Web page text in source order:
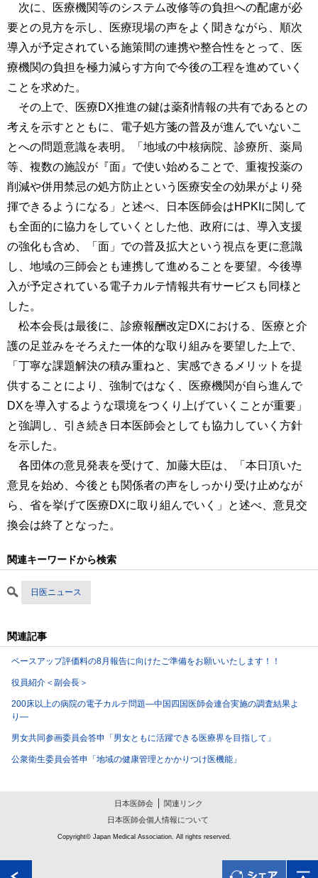
次に、医療機関等のシステム改修等の負担への配慮が必
要との見方を示し、医療現場の声をよく聞きながら、順次
導入が予定されている施策間の連携や整合性をとって、医
療機関の負担を極力減らす方向で今後の工程を進めていく
ことを求めた。
その上で、医療DX推進の鍵は薬剤情報の共有であるとの
考えを示すとともに、電子処方箋の普及が進んでいないこ
とへの問題意識を表明。「地域の中核病院、診療所、薬局
等、複数の施設が『面』で使い始めることで、重複投薬の
削減や併用禁忌の処方防止という医療安全の効果がより発
揮できるようになる」と述べ、日本医師会はHPKIに関して
も全面的に協力をしていくとした他、政府には、導入支援
の強化も含め、「面」での普及拡大という視点を更に意識
し、地域の三師会とも連携して進めることを要望。今後導
入が予定されている電子カルテ情報共有サービスも同様と
した。
松本会長は最後に、診療報酬改定DXにおける、医療と介
護の足並みをそろえた一体的な取り組みを要望した上で、
「丁寧な課題解決の積み重ねと、実感できるメリットを提
供することにより、強制ではなく、医療機関が自ら進んで
DXを導入するような環境をつくり上げていくことが重要」
と強調し、引き続き日本医師会としても協力していく方針
を示した。
各団体の意見発表を受けて、加藤大臣は、「本日頂いた
意見を始め、今後とも関係者の声をしっかり受け止めなが
ら、省を挙げて医療DXに取り組んでいく」と述べ、意見交
換会は終了となった。
関連キーワードから検索
日医ニュース
関連記事
ベースアップ評価料の8月報告に向けたご準備をお願いいたします！！
役員紹介＜副会長＞
200床以上の病院の電子カルテ問題―中国四国医師会連合実施の調査結果よ
り―
男女共同参画委員会答申「男女ともに活躍できる医療界を目指して」
公衆衛生委員会答申「地域の健康管理とかかりつけ医機能」
日本医師会
関連リンク
日本医師会個人情報について
Copyright© Japan Medical Association. All rights reserved.